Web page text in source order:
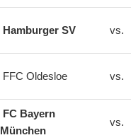
Hamburger SV vs.
FFC Oldesloe vs.
FC Bayern
München
vs.